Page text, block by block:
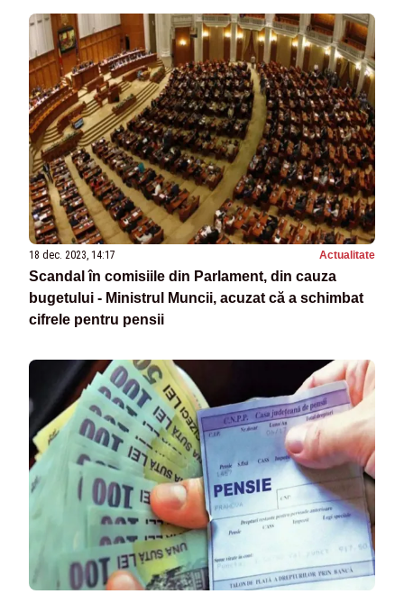
18 dec. 2023, 14:17 Actualitate
Scandal în comisiile din Parlament, din cauza
bugetului - Ministrul Muncii, acuzat că a schimbat
cifrele pentru pensii